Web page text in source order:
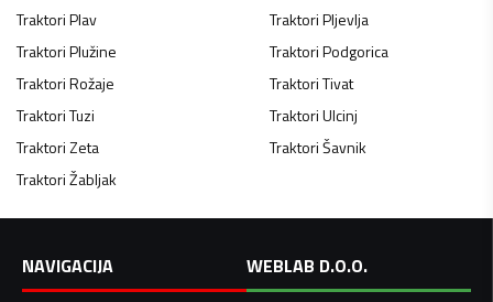
TraktoriPlav TraktoriPljevlja
TraktoriPlužine TraktoriPodgorica
TraktoriRožaje TraktoriTivat
TraktoriTuzi TraktoriUlcinj
TraktoriZeta TraktoriŠavnik
TraktoriŽabljak
NAVIGACIJA
WEBLAB D.O.O.